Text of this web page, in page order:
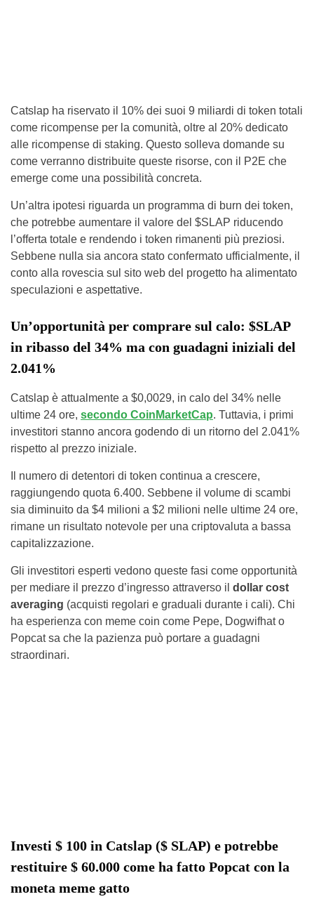
Catslap ha riservato il 10% dei suoi 9 miliardi di token totali
come ricompense per la comunità, oltre al 20% dedicato
alle ricompense di staking. Questo solleva domande su
come verranno distribuite queste risorse, con il P2E che
emerge come una possibilità concreta.
Un’altra ipotesi riguarda un programma di burn dei token,
che potrebbe aumentare il valore del $SLAP riducendo
l’offerta totale e rendendo i token rimanenti più preziosi.
Sebbene nulla sia ancora stato confermato ufficialmente, il
conto alla rovescia sul sito web del progetto ha alimentato
speculazioni e aspettative.
Un’opportunità per comprare sul calo: $SLAP
in ribasso del 34% ma con guadagni iniziali del
2.041%
Catslap è attualmente a $0,0029, in calo del 34% nelle
ultime 24 ore, secondo CoinMarketCap. Tuttavia, i primi
investitori stanno ancora godendo di un ritorno del 2.041%
rispetto al prezzo iniziale.
Il numero di detentori di token continua a crescere,
raggiungendo quota 6.400. Sebbene il volume di scambi
sia diminuito da $4 milioni a $2 milioni nelle ultime 24 ore,
rimane un risultato notevole per una criptovaluta a bassa
capitalizzazione.
Gli investitori esperti vedono queste fasi come opportunità
per mediare il prezzo d’ingresso attraverso il dollar cost
averaging (acquisti regolari e graduali durante i cali). Chi
ha esperienza con meme coin come Pepe, Dogwifhat o
Popcat sa che la pazienza può portare a guadagni
straordinari.
Investi $ 100 in Catslap ($ SLAP) e potrebbe
restituire $ 60.000 come ha fatto Popcat con la
moneta meme gatto